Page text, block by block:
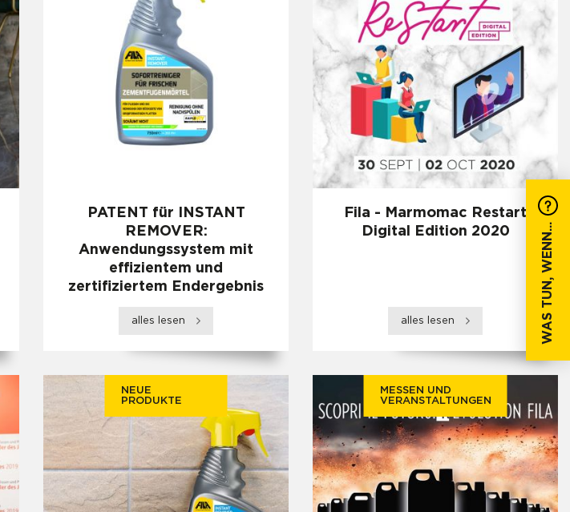
WAS TUN, WENN...
PATENT für INSTANT
REMOVER:
Anwendungssystem mit
effizientem und
zertifiziertem Endergebnis
alles lesen
Fila - Marmomac Restart
Digital Edition 2020
alles lesen
NEUE
PRODUKTE
MESSEN UND
VERANSTALTUNGEN